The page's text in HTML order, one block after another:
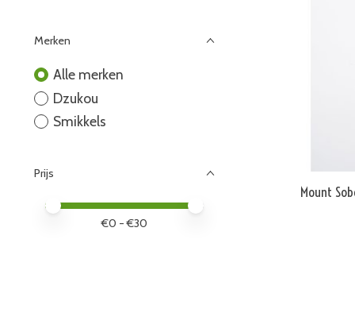
Merken
Alle merken
Dzukou
Smikkels
Prijs
Minimale prijswaarde
Price maximum value
€0 - €30
Mount